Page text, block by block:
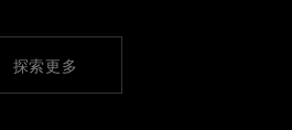
探索更多